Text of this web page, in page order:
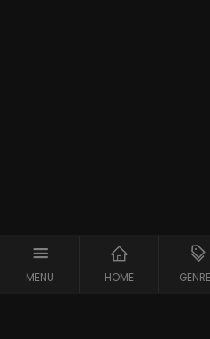
MENU HOME